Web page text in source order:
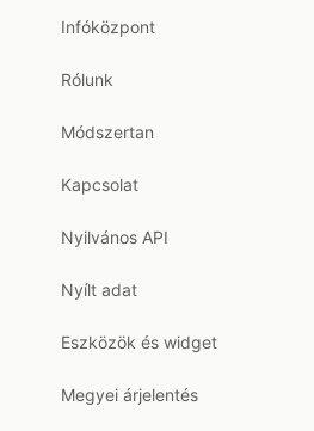
Infóközpont
Rólunk
Módszertan
Kapcsolat
Nyilvános API
Nyílt adat
Eszközök és widget
Megyei árjelentés